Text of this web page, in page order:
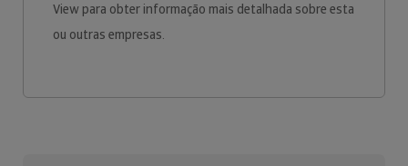
View para obter informação mais detalhada sobre esta
ou outras empresas.